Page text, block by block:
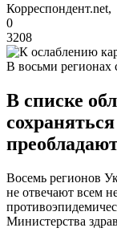
0
3208
В восьми регионах
В списке
Восемь регионов
не отвечают всем
Министерства